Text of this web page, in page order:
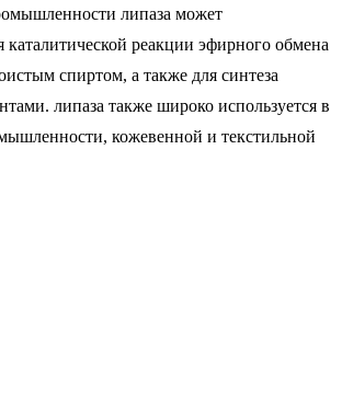
липаза может
каталитической реакции эфирного обмена
спиртом, а также для синтеза
липаза также широко используется в
кожевенной и текстильной